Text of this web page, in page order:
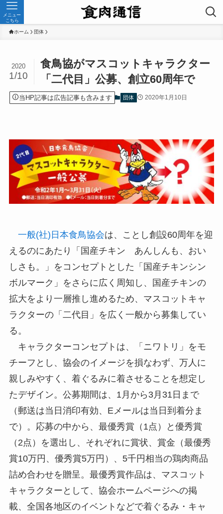
メニュー
こちら
ホーム 団体
食鳥協がマスコットキャラクター
「二代目」公募、創立60周年で
2020
1/10
当HP記事は広告記事も含みます 団体 2020年1月10日
一般(社)日本食鳥協会は、ことし創設60周年を迎
えるのにあたり「国産チキン あんしんも、おい
しさも。」をコンセプトとした「国産チキンシン
ボルマーク」をさらに広く周知し、国産チキンの
拡大をより一層推し進めるため、マスコットキャ
ラクターの「二代目」を広く一般から募集してい
る。
キャラクターコンセプトは、「ニワトリ」をモ
チーフとし、協会のイメージを損なわず、万人に
親しみやすく、着ぐるみに着させることを想定し
たデザイン。公募期間は、1月から3月31日まで
（郵送は当日消印有効、Eメールは当日到着分ま
で）。応募の中から、最優秀賞（1点）と優秀賞
（2点）を選出し、それぞれに賞状、賞金（最優秀
賞10万円、優秀賞5万円）、5千円相当の鶏肉商品
詰め合わせを贈呈。最優秀賞作品は、マスコット
キャラクターとして、協会ホームページへの掲
載、全国各地区のイベントなどで着ぐるみ・キャ